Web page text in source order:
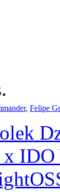
, Felipe
IDO